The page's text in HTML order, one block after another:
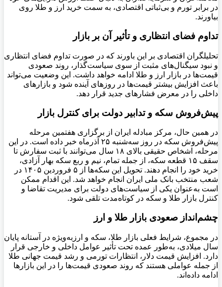
در برابر تورم و بی‌ثباتی اقتصادی، به سمت خرید ارز و طلا روی
بیاورند.
تداوم فضای انتظاری و تأثیر آن بر بازار
تحلیلگران اقتصادی بر این باورند که در صورت تداوم فضای انتظاری
و نبود سیگنال‌های مثبت از سوی سیاست‌گذار، روند صعودی
قیمت‌ها در بازار ارز و طلا ادامه خواهد داشت. این وضعیت می‌تواند
باعث افزایش بیشتر قیمت‌ها در روزهای آینده شود و بازارهای
داخلی را در معرض فشارهای جدید قرار دهد.
پیش‌فروش سکه و تدابیر دولت برای کنترل بازار
در همین حال، مرکز مبادله ایران از برگزاری هفتمین مرحله
پیش‌فروش سکه در روز سه‌شنبه ۲۵ آذرماه خبر داده است. در این
مرحله، اشخاص حقیقی بالای ۱۸ سال می‌توانند با ثبت سفارش تا
سقف ۱۵ قطعه سکه، از جمله تمام، نیم و ربع سکه بهار آزادی،
خرید خود را انجام دهند. تحویل این سکه‌ها از ۵ فروردین ۱۴۰۵ در
شعب منتخب بانک ملی ایران انجام خواهد شد. این اقدام ممکن
است به‌عنوان یکی از سیاست‌های دولت برای مدیریت تقاضا و
کنترل بازار طلا و سکه در کوتاه‌مدت تلقی شود.
چشم‌انداز صعودی بازار طلا و ارز
در مجموع، شرایط فعلی بازار طلا، سکه و ارزبه‌ویژه در آستانه پایان
سال میلادی، به‌طور عمده تحت تأثیر عوامل داخلی و خارجی قرار
دارد. افزایش قیمت دلار، انتظارات تورمی و رشد قیمت جهانی طلا
از جمله عواملی هستند که روند صعودی قیمت‌ها را در این بازارها
ادامه داده‌اند.